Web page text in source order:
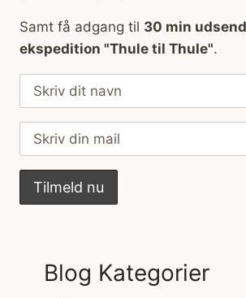
Samt få adgang til 30 min
ekspedition "Thule til Thule".
Blog Kategorier